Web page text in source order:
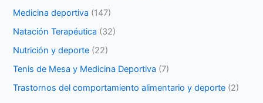
Medicina deportiva (147)
Natación Terapéutica (32)
Nutrición y deporte (22)
Tenis de Mesa y Medicina Deportiva (7)
Trastornos del comportamiento alimentario y deporte (2)